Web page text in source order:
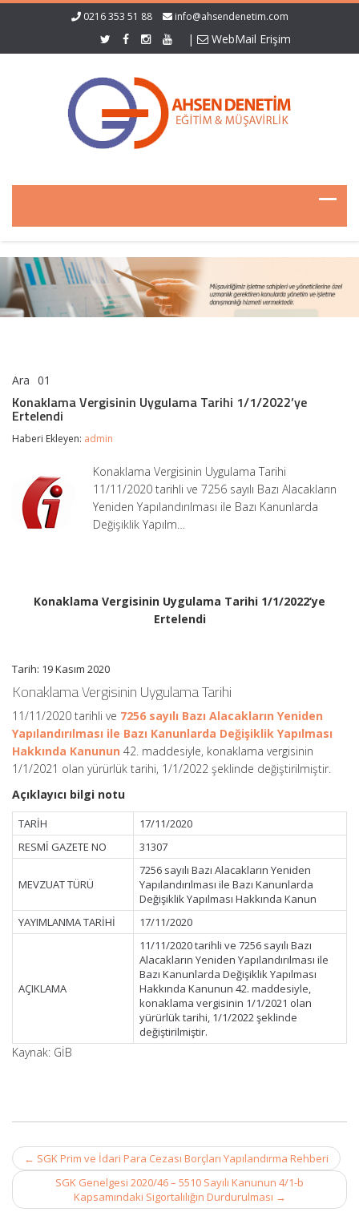
0216 353 51 88 info@ahsendenetim.com
| WebMail Erişim
Ara 01
Uygulama
1/1/2022’ye
Konaklama Vergisinin Uygulama Tarihi 1/1/2022’ye
Ertelendi
Haberi Ekleyen: admin
Konaklama Vergisinin Uygulama Tarihi
11/11/2020 tarihli ve 7256 sayılı Bazı Alacakların
Yeniden Yapılandırılması ile Bazı Kanunlarda
Değişiklik Yapılm…
Konaklama Vergisinin Uygulama Tarihi 1/1/2022’ye
Ertelendi
Tarih: 19 Kasım 2020
Konaklama Vergisinin Uygulama Tarihi
11/11/2020 tarihli ve 7256 sayılı Bazı Alacakların Yeniden
Yapılandırılması ile Bazı Kanunlarda Değişiklik Yapılması
Hakkında Kanunun 42. maddesiyle, konaklama vergisinin
1/1/2021 olan yürürlük tarihi, 1/1/2022 şeklinde değiştirilmiştir.
Açıklayıcı bilgi notu
TARİH
17/11/2020
RESMİ GAZETE NO
31307
MEVZUAT TÜRÜ
7256 sayılı Bazı Alacakların Yeniden
Yapılandırılması ile Bazı Kanunlarda
Değişiklik Yapılması Hakkında Kanun
YAYIMLANMA TARİHİ
17/11/2020
AÇIKLAMA
11/11/2020 tarihli ve 7256 sayılı Bazı
Alacakların Yeniden Yapılandırılması ile
Bazı Kanunlarda Değişiklik Yapılması
Hakkında Kanunun 42. maddesiyle,
konaklama vergisinin 1/1/2021 olan
yürürlük tarihi, 1/1/2022 şeklinde
değiştirilmiştir.
Kaynak: GİB
Post
navigation
← SGK Prim ve İdari Para Cezası Borçları Yapılandırma Rehberi
SGK Genelgesi 2020/46 – 5510 Sayılı Kanunun 4/1-b
Kapsamındaki Sigortalılığın Durdurulması →